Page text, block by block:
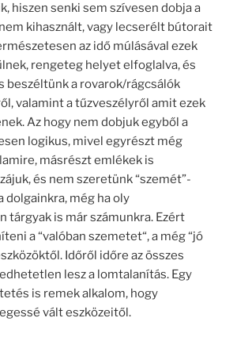
hiszen senki sem szívesen dobja a
kihasznált, vagy lecserélt bútorait
az idő múlásával ezek
rengeteg helyet elfoglalva, és
beszéltünk a rovarok/rágcsálók
valamint a tűzveszélyről amit ezek
Az hogy nem dobjuk egyből a
logikus, mivel egyrészt még
másrészt emlékek is
és nem szeretünk “szemét”-
dolgainkra, még ha oly
tárgyak is már számunkra. Ezért
a “valóban szemetet“, a még “jó
Időről időre az összes
lesz a lomtalanítás. Egy
is remek alkalom, hogy
vált eszközeitől.